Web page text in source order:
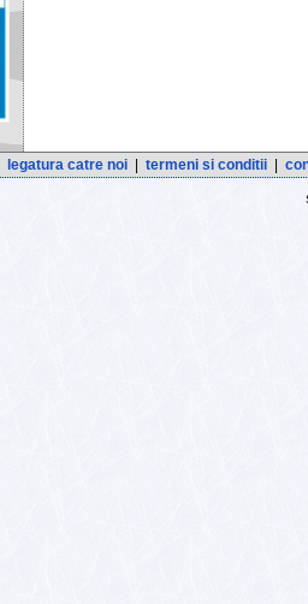
legatura catre noi| termeni si conditii|